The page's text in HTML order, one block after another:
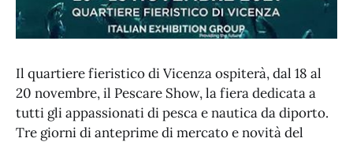
Il quartiere fieristico di Vicenza ospiterà, dal 18 al
20 novembre, il Pescare Show, la fiera dedicata a
tutti gli appassionati di pesca e nautica da diporto.
Tre giorni di anteprime di mercato e novità del